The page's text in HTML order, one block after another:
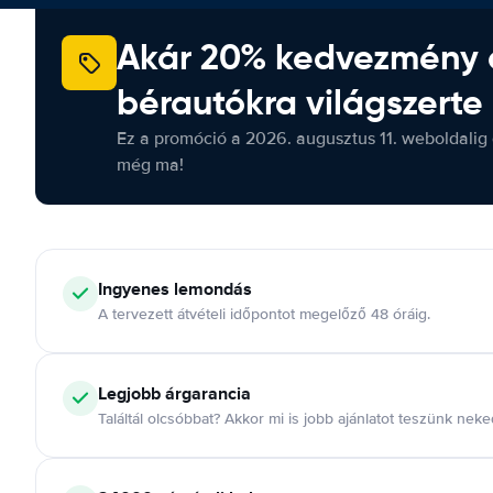
Akár 20% kedvezmény
bérautókra világszerte
Ez a promóció a 2026. augusztus 11.
még ma!
Ingyenes lemondás
A tervezett átvételi időpontot megelőző 48 óráig.
Legjobb árgarancia
Találtál olcsóbbat? Akkor mi is jobb ajánlatot teszünk